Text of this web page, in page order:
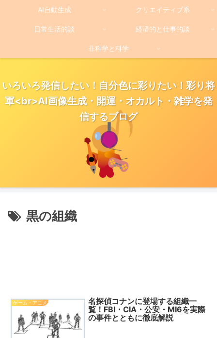
いろいろ発信したい！自分色に彩りたい！彩り将
軍<br>AI画像生成・開運・オカルト・雑学を発
信するブログ
AI自動生成 クリエイティブ系
日常生活的談 経済的と仕事的談
非科学と科学
黒の組織
ゲーム・アニメ
名探偵コナンに登場する組織一
覧！FBI・CIA・公安・MI6を実際
の事件とともに徹底解説